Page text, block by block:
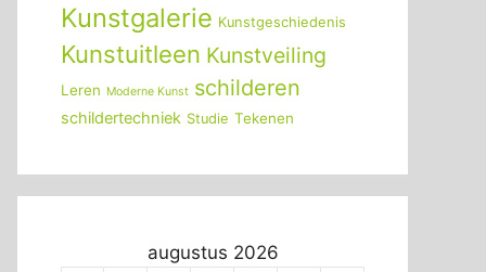
Kunstgalerie Kunstgeschiedenis
Kunstuitleen Kunstveiling
Leren Moderne Kunst schilderen
schildertechniek Studie Tekenen
augustus 2026